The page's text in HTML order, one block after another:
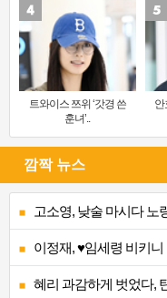
트와이스 쯔위 ‘갓경 쓴
훈녀’..
안
깜짝 뉴스
고소영, 낮술 마시다 노
이정재, ♥임세령 비키
혜리 과감하게 벗었다,